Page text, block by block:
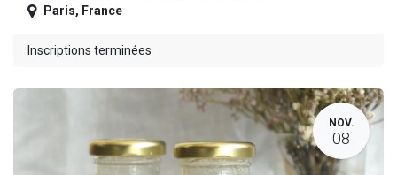
Paris, France
Inscriptions terminées
NOV.
08